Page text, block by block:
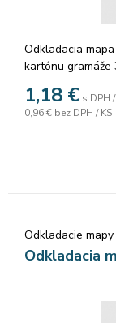
Odkladacia
kartónu gramáže
1,18 € s DPH
0,96 € bez DPH / KS
Odkladacie
Odkladacia